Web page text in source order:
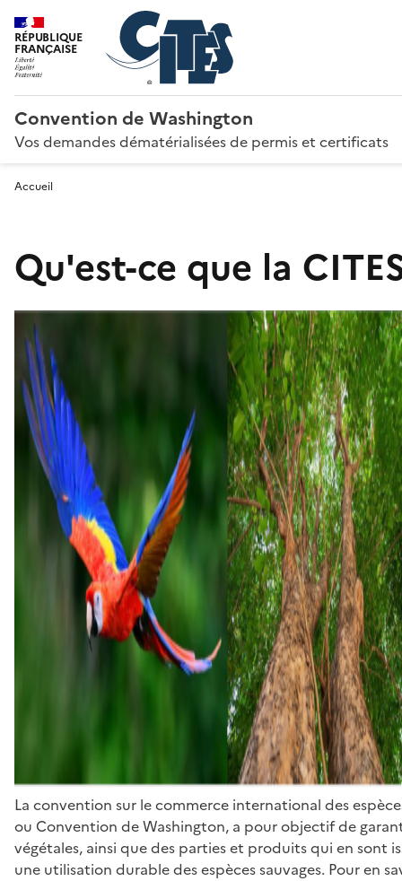
RÉPUBLIQUE
FRANÇAISE
Convention de Washington
Vos demandes dématérialisées de permis et certificats
Accueil
Qu'est-ce que la
La convention sur le commerce international des
ou Convention de Washington, a pour objectif de
végétales, ainsi que des parties et produits qui en sont
une utilisation durable des espèces sauvages. Pour en